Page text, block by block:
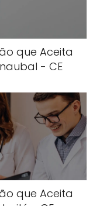
que Aceita
- CE
que Aceita